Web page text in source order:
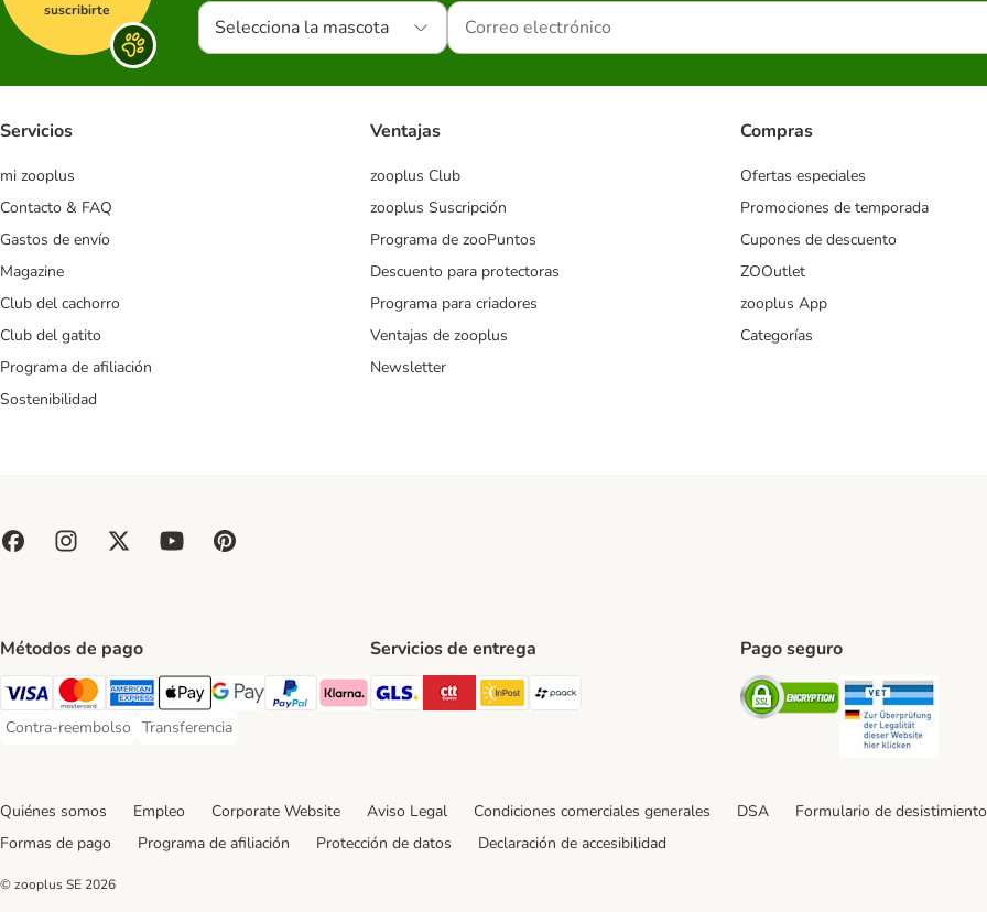
suscribirte
Selecciona la mascota
Servicios
mi zooplus
Contacto & FAQ
Gastos de envío
Magazine
Club del cachorro
Club del gatito
Programa de afiliación
Sostenibilidad
Ventajas
zooplus Club
zooplus Suscripción
Programa de zooPuntos
Descuento para protectoras
Programa para criadores
Ventajas de zooplus
Newsletter
Compras
Ofertas especiales
Promociones de temporada
Cupones de descuento
ZOOutlet
zooplus App
Categorías
Métodos de pago
Visa Payment Method
Mastercard Payment Method
American Express Payment Method
Apple Pay Payment Method
Google Pay Payment Method
PayPal Payment Method
Klarna Payment Method
Contra-reembolso
Contra-reembolso Payment Method
Transferencia
Transferencia Payment Method
Servicios de entrega
GLS Shipping Method
CTTExpress Shipping Method
InPost Shipping Method
paack Shipping Method
Pago seguro
Security
Quiénes somos Empleo Corporate Website Aviso Legal Condiciones comerciales generales DSA Formulario de desistimiento
Formas de pago
Programa de afiliación Protección de datos Declaración de accesibilidad
© zooplus SE 2026